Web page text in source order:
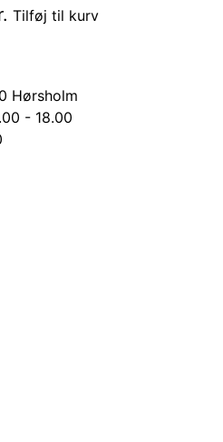
Prisinterval:
1.200 kr.
Tilføj til kurvDette
Hørsholm
- 18.00